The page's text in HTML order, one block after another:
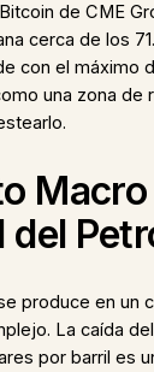
de CME
cerca de los
con el máximo
una zona de
del
produce en un
La caída
por barril es